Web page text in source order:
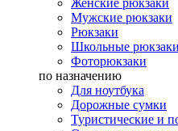
Женские рюкзаки
Мужские рюкзаки
Рюкзаки
Школьные
Фоторюкзаки
по назначению
Для ноутбука
Дорожные сумки
Туристические и